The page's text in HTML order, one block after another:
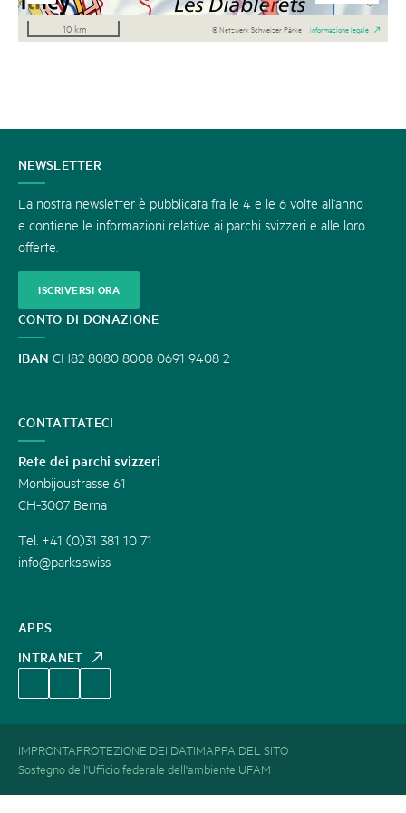
10 km © Netzwerk Schweizer Pärke informazione legale
CONTATTATECI
APPS
INTRANET
NEWSLETTER
La nostra newsletter è pubblicata fra le 4 e le 6 volte all’anno
e contiene le informazioni relative ai parchi svizzeri e alle loro
offerte.
ISCRIVERSI ORA
CONTO DI DONAZIONE
IBAN CH82 8080 8008 0691 9408 2
CONTATTATECI
Rete dei parchi svizzeri
Monbijoustrasse 61
CH-3007 Berna
Tel. +41 (0)31 381 10 71
info@parks.swiss
IMPRONTAPROTEZIONE DEI DATIMAPPA DEL SITO
Sostegno dell'Ufficio federale dell'ambiente UFAM